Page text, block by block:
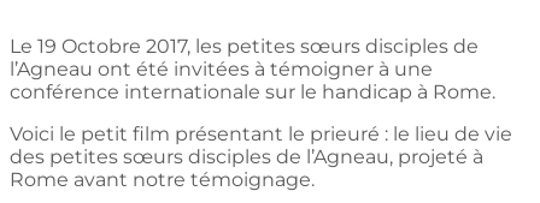
Le 19 Octobre 2017, les petites sœurs disciples de
l’Agneau ont été invitées à témoigner à une
conférence internationale sur le handicap à Rome.
Voici le petit film présentant le prieuré : le lieu de vie
des petites sœurs disciples de l’Agneau, projeté à
Rome avant notre témoignage.